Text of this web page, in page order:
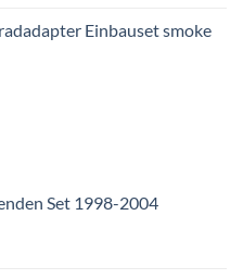
Einbauset smoke
Set 1998-2004